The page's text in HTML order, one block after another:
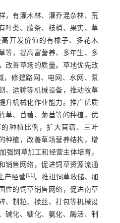
，有灌木林、灌乔混杂林、荒
叶类、藤条、枝梢、果实、草
开发价值的有橡子、多花木
等，提高富营养、多年生、多
改善草场的质量。草地优先改
，修建路网、电网、水网、泵
、运输等机械设备，推动牧草
升机械化作业能力。推广优质
草、苜蓿、菊苣等的种植，优
种植比例，扩大苜蓿、三叶
种植，改善草场营养结构，增
强饲草加工和经营主体培育，
销售网络，促进饲草资源流通
产经营[11]。推进饲草收储、加
性的饲草销售网络，促进南草
、制粒、揉丝、打包等机械设
碱化、糖化、氨化、酶活、制